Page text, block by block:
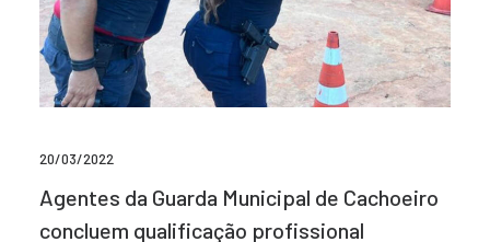
20/03/2022
Agentes da Guarda Municipal de Cachoeiro
concluem qualificação profissional